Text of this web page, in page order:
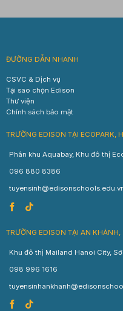
ĐƯỜNG DẪN NHANH
CSVC & Dịch vụ
Tại sao chọn Edison
Thư viện
Chính sách bảo mật
TRƯỜNG EDISON TẠI ECOPARK,
Phân khu Aquabay, Khu đô thị
096 880 8386
TRƯỜNG EDISON TẠI AN KHÁNH,
Khu đô thị Mailand Hanoi City,
098 996 1616